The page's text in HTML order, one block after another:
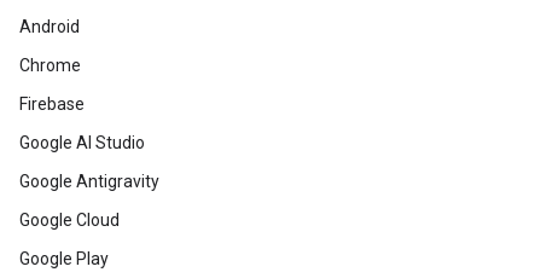
Android
Chrome
Firebase
Google AI Studio
Google Antigravity
Google Cloud
Google Play